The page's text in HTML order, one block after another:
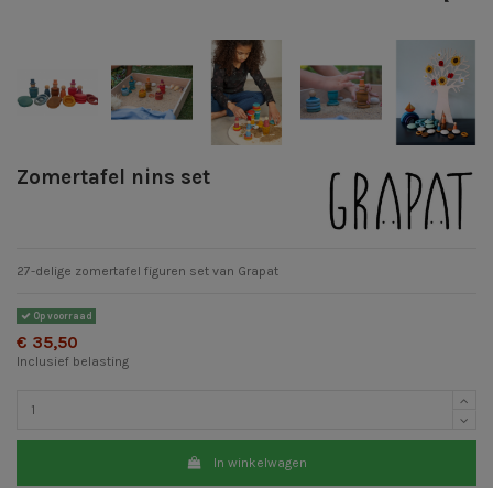
Zomertafel nins set
27-delige zomertafel figuren set van Grapat
Op voorraad
€ 35,50
Inclusief belasting
In winkelwagen